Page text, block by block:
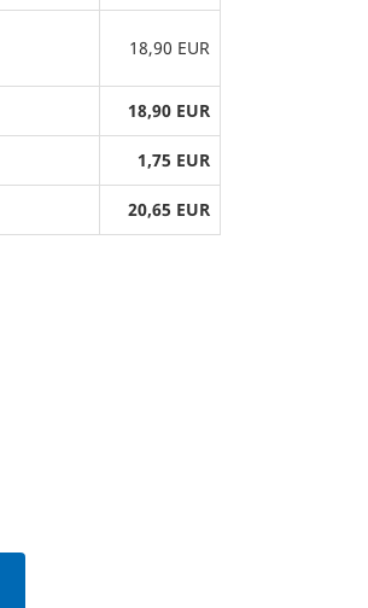
18,90 EUR
18,90 EUR
1,75 EUR
20,65 EUR